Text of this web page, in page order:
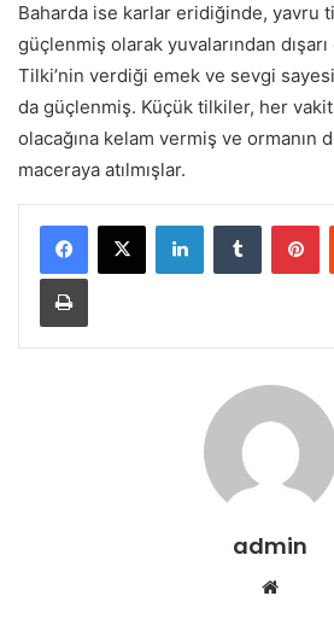
Baharda ise karlar eridiğinde, yavru
güçlenmiş olarak yuvalarından dışarı
Tilki’nin verdiği emek ve sevgi
da güçlenmiş. Küçük tilkiler, her
olacağına kelam vermiş ve ormanın
maceraya atılmışlar.
LinkedInTumblr
Yazdır
admin